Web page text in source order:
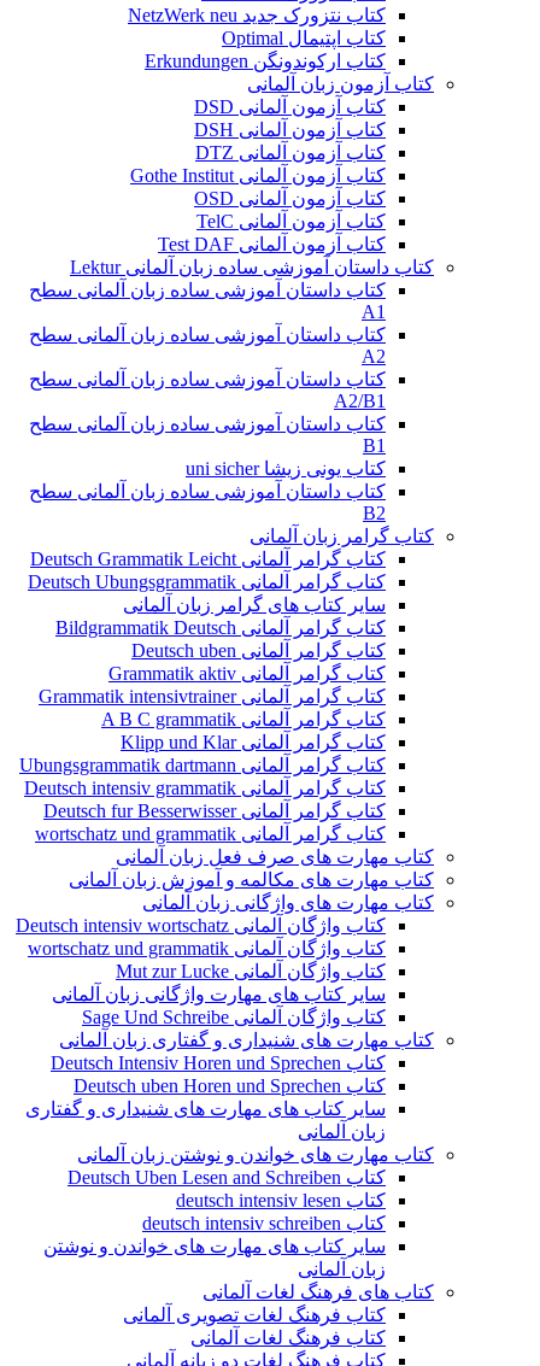
کتاب نتزورک جدید NetzWerk neu
کتاب اپتیمال Optimal
کتاب ارکوندونگن Erkundungen
کتاب آزمون زبان آلمانی
کتاب آزمون آلمانی DSD
کتاب آزمون آلمانی DSH
کتاب آزمون آلمانی DTZ
کتاب آزمون آلمانی Gothe Institut
کتاب آزمون آلمانی OSD
کتاب آزمون آلمانی TelC
کتاب آزمون آلمانی Test DAF
کتاب داستان آموزشی ساده زبان آلمانی Lektur
کتاب داستان آموزشی ساده زبان آلمانی سطح
A1
کتاب داستان آموزشی ساده زبان آلمانی سطح
A2
کتاب داستان آموزشی ساده زبان آلمانی سطح
A2/B1
کتاب داستان آموزشی ساده زبان آلمانی سطح
B1
کتاب یونی زیشا uni sicher
کتاب داستان آموزشی ساده زبان آلمانی سطح
B2
کتاب گرامر زبان آلمانی
کتاب گرامر آلمانی Deutsch Grammatik Leicht
کتاب گرامر آلمانی Deutsch Ubungsgrammatik
سایر کتاب های گرامر زبان آلمانی
کتاب گرامر آلمانی Bildgrammatik Deutsch
کتاب گرامر آلمانی Deutsch uben
کتاب گرامر آلمانی Grammatik aktiv
کتاب گرامر آلمانی Grammatik intensivtrainer
کتاب گرامر آلمانی A B C grammatik
کتاب گرامر آلمانی Klipp und Klar
کتاب گرامر آلمانی Ubungsgrammatik dartmann
کتاب گرامر آلمانی Deutsch intensiv grammatik
کتاب گرامر آلمانی Deutsch fur Besserwisser
کتاب گرامر آلمانی wortschatz und grammatik
کتاب مهارت های صرف فعل زبان آلمانی
کتاب مهارت های مکالمه و آموزش زبان آلمانی
کتاب مهارت های واژگانی زبان آلمانی
کتاب واژگان آلمانی Deutsch intensiv wortschatz
کتاب واژگان آلمانی wortschatz und grammatik
کتاب واژگان آلمانی Mut zur Lucke
سایر کتاب های مهارت واژگانی زبان آلمانی
کتاب واژگان آلمانی Sage Und Schreibe
کتاب مهارت های شنیداری و گفتاری زبان آلمانی
کتاب Deutsch Intensiv Horen und Sprechen
کتاب Deutsch uben Horen und Sprechen
سایر کتاب های مهارت های شنیداری و گفتاری
زبان آلمانی
کتاب مهارت های خواندن و نوشتن زبان آلمانی
کتاب Deutsch Uben Lesen and Schreiben
کتاب deutsch intensiv lesen
کتاب deutsch intensiv schreiben
سایر کتاب های مهارت های خواندن و نوشتن
زبان آلمانی
کتاب های فرهنگ لغات آلمانی
کتاب فرهنگ لغات تصویری آلمانی
کتاب فرهنگ لغات آلمانی
کتاب فرهنگ لغات دو زبانه آلمانی